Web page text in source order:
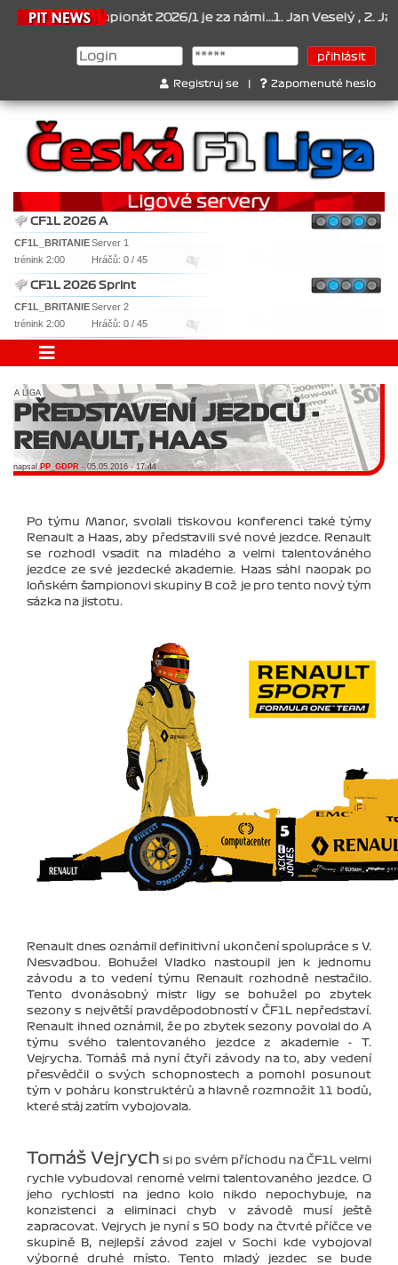
Šampionát 2026/1 je za námi...1. Jan Veselý , 2. Jan
Registruj se Zapomenuté heslo
CF1L 2026 A
CF1L_BRITANIEServer 1
trénink 2:00
Hráčů: 0 / 45
CF1L 2026 Sprint
CF1L_BRITANIEServer 2
trénink 2:00
Hráčů: 0 / 45
A LIGA
PŘEDSTAVENÍ JEZDCŮ -
RENAULT, HAAS
napsal PP_GDPR - 05.05.2016 - 17:44
Po týmu Manor, svolali tiskovou konferenci také týmy
Renault a Haas, aby představili své nové jezdce. Renault
se rozhodl vsadit na mladého a velmi talentováného
jezdce ze své jezdecké akademie. Haas sáhl naopak po
loňském šampionovi skupiny B což je pro tento nový tým
sázka na jistotu.
Renault dnes oznámil definitivní ukončení spolupráce s V.
Nesvadbou. Bohužel Vladko nastoupil jen k jednomu
závodu a to vedení týmu Renault rozhodně nestačilo.
Tento dvonásobný mistr ligy se bohužel po zbytek
sezony s největší pravděpodobností v ČF1L nepředstaví.
Renault ihned oznámil, že po zbytek sezony povolal do A
týmu svého talentovaného jezdce z akademie - T.
Vejrycha. Tomáš má nyní čtyři závody na to, aby vedení
přesvědčil o svých schopnostech a pomohl posunout
tým v poháru konstruktérů a hlavně rozmnožit 11 bodů,
které stáj zatím vybojovala.
Tomáš Vejrych si po svém příchodu na ČF1L velmi
rychle vybudoval renomé velmi talentovaného jezdce. O
jeho rychlosti na jedno kolo nikdo nepochybuje, na
konzistenci a eliminaci chyb v závodě musí ještě
zapracovat. Vejrych je nyní s 50 body na čtvrté příčce ve
skupině B, nejlepší závod zajel v Sochi kde vybojoval
výborné druhé místo. Tento mladý jezdec se bude